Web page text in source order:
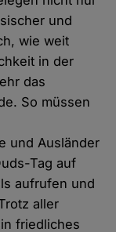
und
wie weit
in der
das
So müssen
und Ausländer
Tag auf
aufrufen und
aller
friedliches